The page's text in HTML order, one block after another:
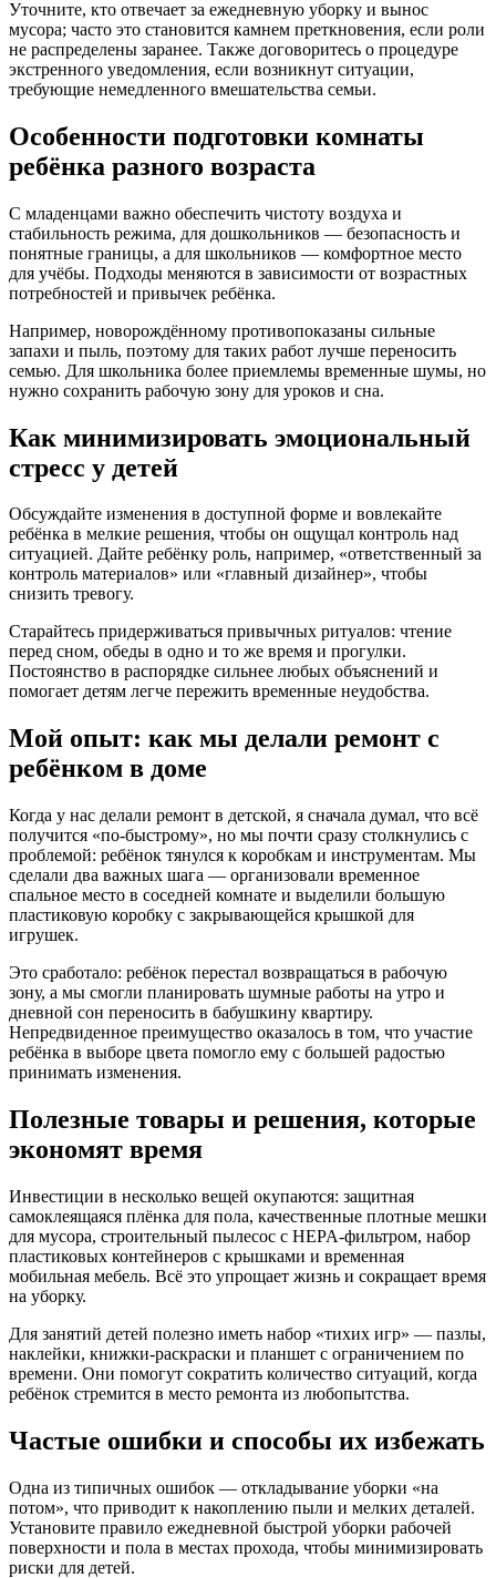
Уточните, кто отвечает за ежедневную уборку и вынос
мусора; часто это становится камнем преткновения, если роли
не распределены заранее. Также договоритесь о процедуре
экстренного уведомления, если возникнут ситуации,
требующие немедленного вмешательства семьи.
Особенности подготовки комнаты
ребёнка разного возраста
С младенцами важно обеспечить чистоту воздуха и
стабильность режима, для дошкольников — безопасность и
понятные границы, а для школьников — комфортное место
для учёбы. Подходы меняются в зависимости от возрастных
потребностей и привычек ребёнка.
Например, новорождённому противопоказаны сильные
запахи и пыль, поэтому для таких работ лучше переносить
семью. Для школьника более приемлемы временные шумы, но
нужно сохранить рабочую зону для уроков и сна.
Как минимизировать эмоциональный
стресс у детей
Обсуждайте изменения в доступной форме и вовлекайте
ребёнка в мелкие решения, чтобы он ощущал контроль над
ситуацией. Дайте ребёнку роль, например, «ответственный за
контроль материалов» или «главный дизайнер», чтобы
снизить тревогу.
Старайтесь придерживаться привычных ритуалов: чтение
перед сном, обеды в одно и то же время и прогулки.
Постоянство в распорядке сильнее любых объяснений и
помогает детям легче пережить временные неудобства.
Мой опыт: как мы делали ремонт с
ребёнком в доме
Когда у нас делали ремонт в детской, я сначала думал, что всё
получится «по-быстрому», но мы почти сразу столкнулись с
проблемой: ребёнок тянулся к коробкам и инструментам. Мы
сделали два важных шага — организовали временное
спальное место в соседней комнате и выделили большую
пластиковую коробку с закрывающейся крышкой для
игрушек.
Это сработало: ребёнок перестал возвращаться в рабочую
зону, а мы смогли планировать шумные работы на утро и
дневной сон переносить в бабушкину квартиру.
Непредвиденное преимущество оказалось в том, что участие
ребёнка в выборе цвета помогло ему с большей радостью
принимать изменения.
Полезные товары и решения, которые
экономят время
Инвестиции в несколько вещей окупаются: защитная
самоклеящаяся плёнка для пола, качественные плотные мешки
для мусора, строительный пылесос с HEPA-фильтром, набор
пластиковых контейнеров с крышками и временная
мобильная мебель. Всё это упрощает жизнь и сокращает время
на уборку.
Для занятий детей полезно иметь набор «тихих игр» — пазлы,
наклейки, книжки-раскраски и планшет с ограничением по
времени. Они помогут сократить количество ситуаций, когда
ребёнок стремится в место ремонта из любопытства.
Частые ошибки и способы их избежать
Одна из типичных ошибок — откладывание уборки «на
потом», что приводит к накоплению пыли и мелких деталей.
Установите правило ежедневной быстрой уборки рабочей
поверхности и пола в местах прохода, чтобы минимизировать
риски для детей.